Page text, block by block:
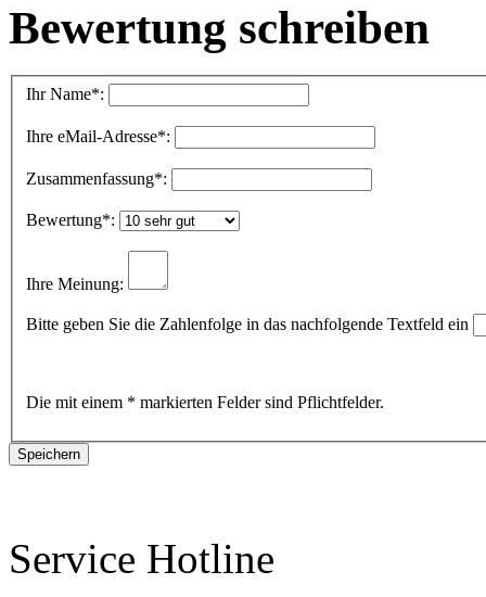
Bewertung schreiben
Ihr Name*:
Ihre eMail-Adresse*:
Zusammenfassung*:
Bewertung*:
Ihre Meinung:
Bitte geben Sie die Zahlenfolge in das nachfolgende Textfeld ein
Die mit einem * markierten Felder sind Pflichtfelder.
Service Hotline